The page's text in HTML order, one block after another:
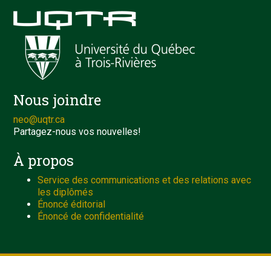
Nous joindre
neo@uqtr.ca
Partagez-nous vos nouvelles!
À propos
Service des communications et des relations avec
les diplômés
Énoncé éditorial
Énoncé de confidentialité